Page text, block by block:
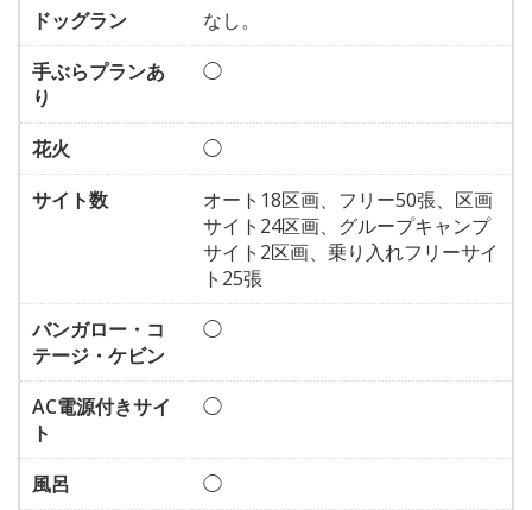
ドッグラン
なし。
手ぶらプランあ
り
◯
花火
◯
サイト数
オート18区画、フリー50張、区画
サイト24区画、グループキャンプ
サイト2区画、乗り入れフリーサイ
ト25張
バンガロー・コ
テージ・ケビン
◯
AC電源付きサイ
ト
◯
風呂
◯